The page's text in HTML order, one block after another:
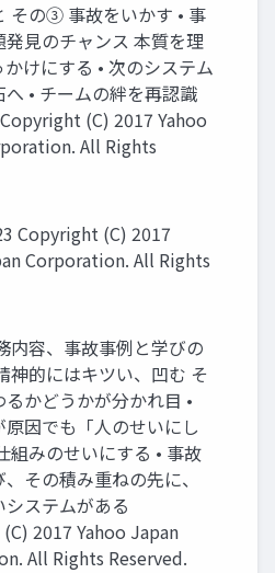
その③ 事故をいかす • 事
発見のチャンス 本質を理
けにする • 次のシステム
• チームの絆を再認識
(C) 2017 Yahoo
All Rights
Copyright (C) 2017
Corporation. All Rights
内容、事故事例と学びの
神的にはキツい、凹む そ
るかどうかが分かれ目 •
原因でも「人のせいにし
みのせいにする • 事故
その積み重ねの先に、
ステムがある
2017 Yahoo Japan
All Rights Reserved.